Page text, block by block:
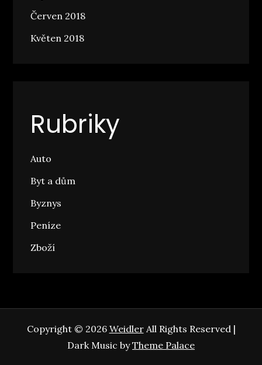
Červen 2018
Květen 2018
Rubriky
Auto
Byt a dům
Byznys
Peníze
Zboží
Copyright © 2026 WeidlerAll Rights Reserved |
Dark Music byTheme Palace